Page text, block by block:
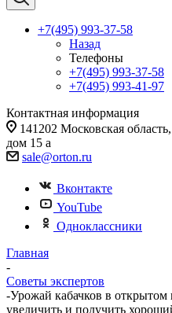
+7(495) 993-37-58
Назад
Телефоны
+7(495) 993-37-58
+7(495) 993-41-97
Контактная информация
141202 Московская
дом 15 а
sale@orton.ru
Вконтакте
YouTube
Одноклассники
Главная
-
Советы экспертов
-Урожай кабачков в открытом
увеличить и получить